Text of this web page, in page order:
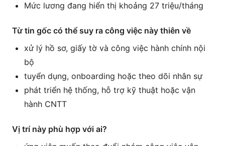
Mức lương đang hiển thị khoảng 27 triệu/tháng
Từ tin gốc có thể suy ra công việc này thiên về
xử lý hồ sơ, giấy tờ và công việc hành chính nội
bộ
tuyển dụng, onboarding hoặc theo dõi nhân sự
phát triển hệ thống, hỗ trợ kỹ thuật hoặc vận
hành CNTT
Vị trí này phù hợp với ai?